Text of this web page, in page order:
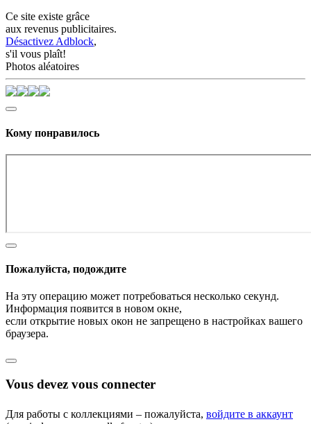
Ce site existe grâce
aux revenus publicitaires.
Désactivez Adblock,
s'il vous plaît!
Photos aléatoires
Кому понравилось
Пожалуйста, подождите
На эту операцию может потребоваться несколько секунд.
Информация появится в новом окне,
если открытие новых окон не запрещено в настройках вашего
браузера.
Vous devez vous connecter
Для работы с коллекциями – пожалуйста, войдите в аккаунт